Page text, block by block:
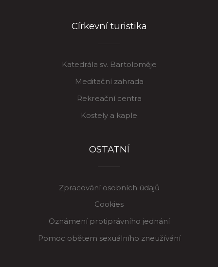
Církevní turistika
Katedrála sv. Bartoloměje
Meditační zahrada
Rekreační centra
Kostely a kaple
OSTATNÍ
Zpracování osobních údajů
Cookies
Oznámení protiprávního jednání
Pomoc obětem sexuálního zneužívání